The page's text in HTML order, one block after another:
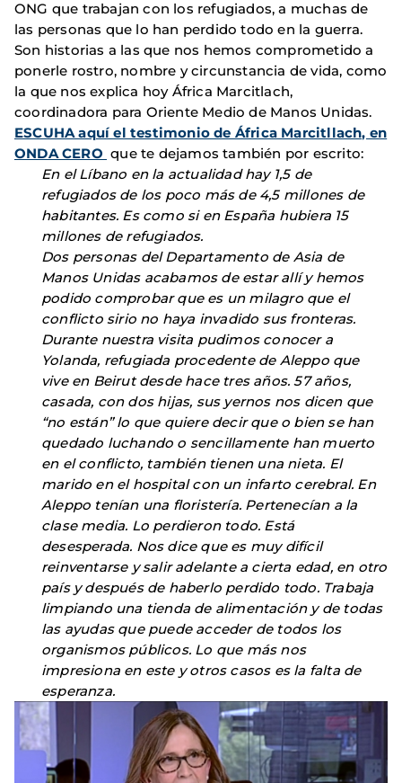
ONG que trabajan con los refugiados, a muchas de
las personas que lo han perdido todo en la guerra.
Son historias a las que nos hemos comprometido a
ponerle rostro, nombre y circunstancia de vida, como
la que nos explica hoy África Marcitlach,
coordinadora para Oriente Medio de Manos Unidas.
ESCUHA aquí el testimonio de África Marcitllach, en
ONDA CERO que te dejamos también por escrito:
En el Líbano en la actualidad hay 1,5 de
refugiados de los poco más de 4,5 millones de
habitantes. Es como si en España hubiera 15
millones de refugiados.
Dos personas del Departamento de Asia de
Manos Unidas acabamos de estar allí y hemos
podido comprobar que es un milagro que el
conflicto sirio no haya invadido sus fronteras.
Durante nuestra visita pudimos conocer a
Yolanda, refugiada procedente de Aleppo que
vive en Beirut desde hace tres años. 57 años,
casada, con dos hijas, sus yernos nos dicen que
“no están” lo que quiere decir que o bien se han
quedado luchando o sencillamente han muerto
en el conflicto, también tienen una nieta. El
marido en el hospital con un infarto cerebral. En
Aleppo tenían una floristería. Pertenecían a la
clase media. Lo perdieron todo. Está
desesperada. Nos dice que es muy difícil
reinventarse y salir adelante a cierta edad, en otro
país y después de haberlo perdido todo. Trabaja
limpiando una tienda de alimentación y de todas
las ayudas que puede acceder de todos los
organismos públicos. Lo que más nos
impresiona en este y otros casos es la falta de
esperanza.